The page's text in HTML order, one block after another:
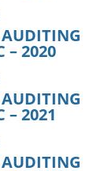
AUDITING
– 2020
AUDITING
– 2021
AUDITING